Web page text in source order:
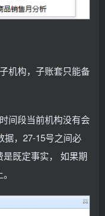
机构，子账套只能备
间段当前机构没有会
据，27-15号之间必
既定事实， 如果期